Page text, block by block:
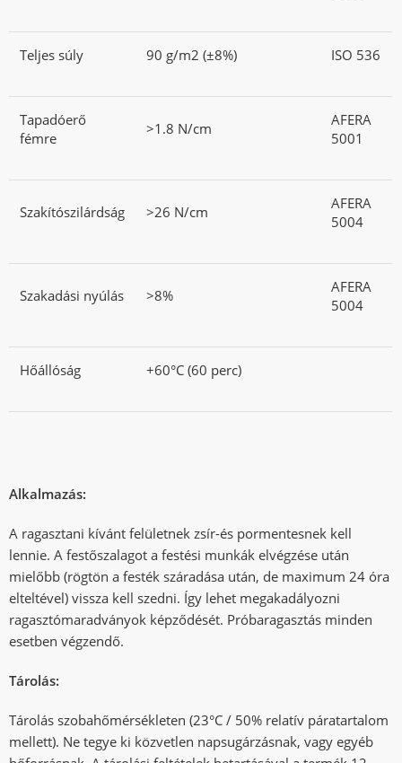
Teljes súly 90 g/m2 (±8%) ISO 536
Tapadóerő
fémre
>1.8 N/cm
AFERA
5001
Szakítószilárdság >26 N/cm
AFERA
5004
Szakadási nyúlás >8%
AFERA
5004
Hőállóság +60°C (60 perc)
Alkalmazás:
A ragasztani kívánt felületnek zsír-és pormentesnek kell
lennie. A festőszalagot a festési munkák elvégzése után
mielőbb (rögtön a festék száradása után, de maximum 24 óra
elteltével) vissza kell szedni. Így lehet megakadályozni
ragasztómaradványok képződését. Próbaragasztás minden
esetben végzendő.
Tárolás:
Tárolás szobahőmérsékleten (23°C / 50% relatív páratartalom
mellett). Ne tegye ki közvetlen napsugárzásnak, vagy egyéb